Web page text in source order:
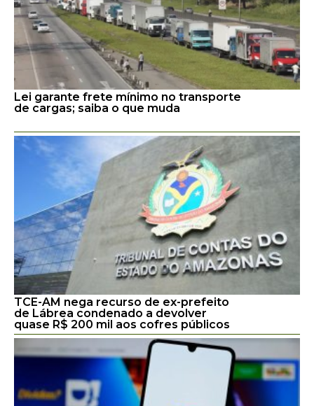
Lei garante frete mínimo no transporte
de cargas; saiba o que muda
TCE-AM nega recurso de ex-prefeito
de Lábrea condenado a devolver
quase R$ 200 mil aos cofres públicos